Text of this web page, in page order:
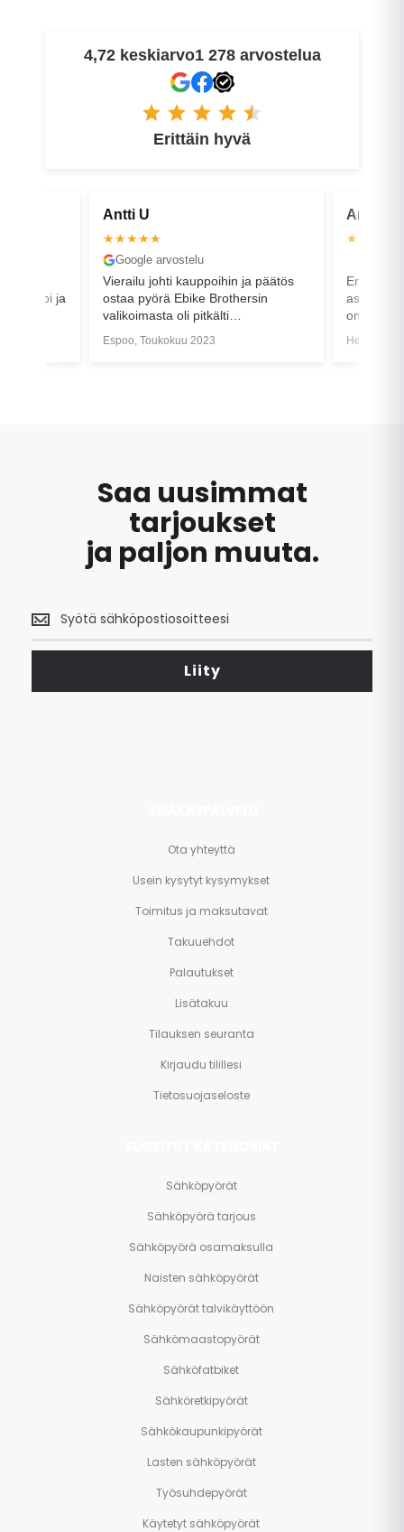
4,72 keskiarvo1 278 arvostelua
Erittäin hyvä
läpi ja
Antti U
★★★★★
Google arvostelu
Vierailu johti kauppoihin ja päätös
ostaa pyörä Ebike Brothersin
valikoimasta oli pitkälti
akku ja lukko sarjoitettiin toimimaan
Espoo, Toukokuu 2023
Arto S
★★★★★
on
Helsinki,
Saa uusimmat
tarjoukset
ja paljon muuta.
uusimmat
tarjoukset
Liity
Ota yhteyttä
Usein kysytyt kysymykset
Toimitus ja maksutavat
Takuuehdot
Palautukset
Lisätakuu
Tilauksen seuranta
Kirjaudu tilillesi
Tietosuojaseloste
Sähköpyörät
Sähköpyörä tarjous
Sähköpyörä osamaksulla
Naisten sähköpyörät
Sähköpyörät talvikäyttöön
Sähkömaastopyörät
Sähköfatbiket
Sähköretkipyörät
Sähkökaupunkipyörät
Lasten sähköpyörät
Työsuhdepyörät
Käytetyt sähköpyörät